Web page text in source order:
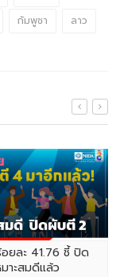
กัมพูชา
ลาว
อยละ 41.76 ชี้ ปิด
าะสมดีแล้ว